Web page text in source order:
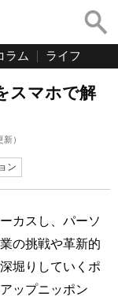
ラム ライフ
スマホで解
新）
ン
カスし、パーソ
の挑戦や革新的
堀りしていくポ
ップニッポン